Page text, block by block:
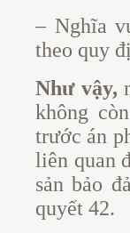
– Nghĩa
theo quy
Như vậy,
không
trước án
liên quan
sản bảo
quyết 42.